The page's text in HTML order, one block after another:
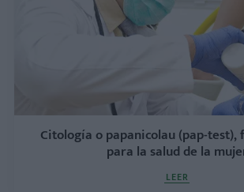
Citología o papanicolau (pap-test),
para la salud de la
LEER